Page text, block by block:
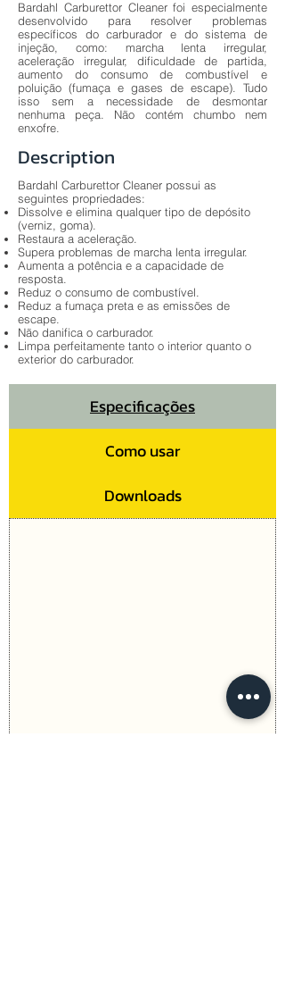
Bardahl Carburettor Cleaner foi especialmente
desenvolvido para resolver problemas
específicos do carburador e do sistema de
injeção, como: marcha lenta irregular,
aceleração irregular, dificuldade de partida,
aumento do consumo de combustível e
poluição (fumaça e gases de escape). Tudo
isso sem a necessidade de desmontar
nenhuma peça. Não contém chumbo nem
enxofre.
Description
Bardahl Carburettor Cleaner possui as
seguintes propriedades:
Dissolve e elimina qualquer tipo de depósito
(verniz, goma).
Restaura a aceleração.
Supera problemas de marcha lenta irregular.
Aumenta a potência e a capacidade de
resposta.
Reduz o consumo de combustível.
Reduz a fumaça preta e as emissões de
escape.
Não danifica o carburador.
Limpa perfeitamente tanto o interior quanto o
exterior do carburador.
Especificações
Como usar
Downloads